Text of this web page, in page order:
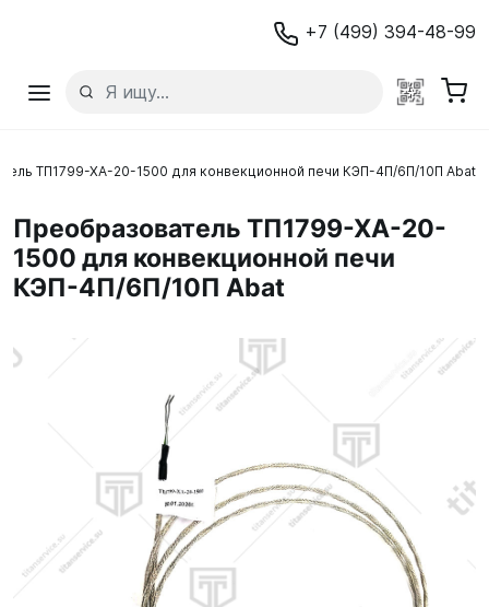
+7 (499) 394-48-99
ТП1799-ХА-20-1500 для конвекционной печи КЭП-4П/6П/10П Abat
Преобразователь ТП1799-ХА-20-
1500 для конвекционной печи
КЭП-4П/6П/10П Abat